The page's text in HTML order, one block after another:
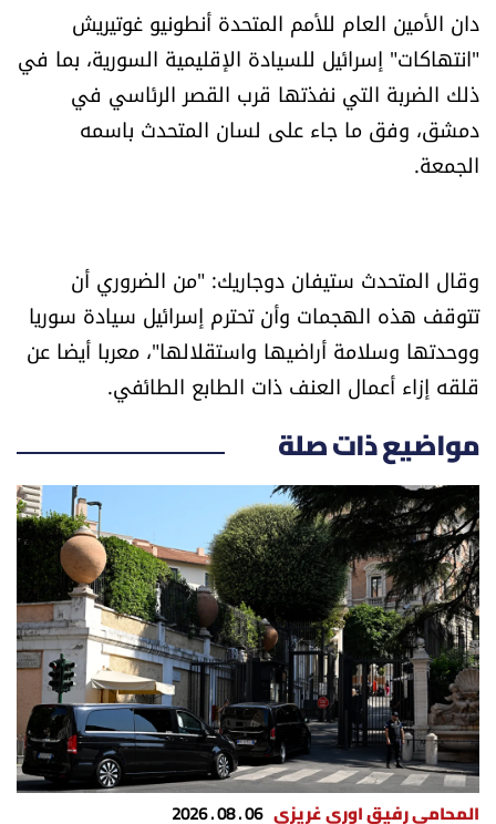
كتّابنا
تحت المجهر
العالم
الصحافة الإسرائيلية
ثقافة وفنون
فصل من كتاب
اقرأ تضحك
كاميرا
سجالات
صحّة وصحن
دان الأمين العام للأمم المتحدة أنطونيو غوتيريش
"انتهاكات" إسرائيل للسيادة الإقليمية السورية، بما في
ذلك الضربة التي نفذتها قرب القصر الرئاسي في
دمشق، وفق ما جاء على لسان المتحدث باسمه
الجمعة.
وقال المتحدث ستيفان دوجاريك: "من الضروري أن
تتوقف هذه الهجمات وأن تحترم إسرائيل سيادة سوريا
ووحدتها وسلامة أراضيها واستقلالها"، معربا أيضا عن
قلقه إزاء أعمال العنف ذات الطابع الطائفي.
مواضيع ذات صلة
المحامي رفيق اورى غريزي 06 . 08 . 2026